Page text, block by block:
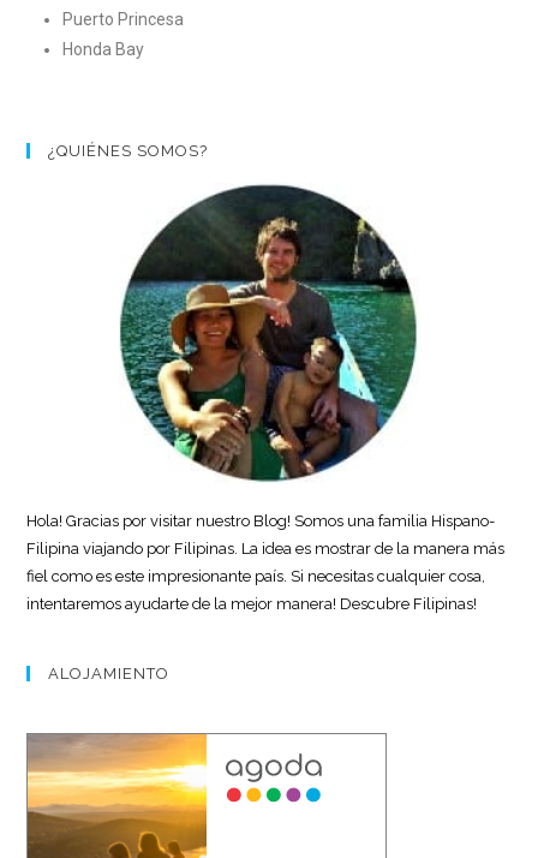
Puerto Princesa
Honda Bay
¿QUIÉNES SOMOS?
Hola! Gracias por visitar nuestro Blog! Somos una familia Hispano-
Filipina viajando por Filipinas. La idea es mostrar de la manera más
fiel como es este impresionante país. Si necesitas cualquier cosa,
intentaremos ayudarte de la mejor manera! Descubre Filipinas!
ALOJAMIENTO